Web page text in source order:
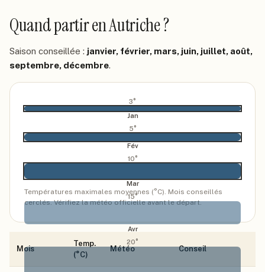
Quand partiren Autriche?
Saison conseillée : janvier, février, mars, juin, juillet, août,
septembre, décembre.
3°
Jan
5°
Fév
10°
Mar
15°
Avr
20°
Températures maximales moyennes (°C). Mois conseillés
cerclés. Vérifiez la météo officielle avant le départ.
Mois
Temp.
(°C)
Météo Conseil